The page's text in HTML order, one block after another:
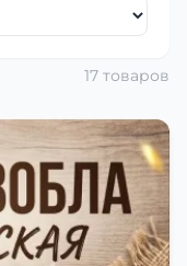
17 товаров